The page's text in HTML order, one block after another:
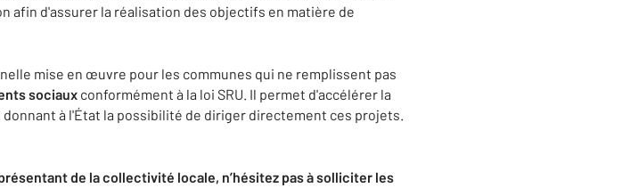
afin d'assurer la réalisation des objectifs en matière de
mise en œuvre pour les communes qui ne remplissent pas
sociaux conformément à la loi SRU. Il permet d'accélérer la
à l'État la possibilité de diriger directement ces projets​.
de la collectivité locale, n’hésitez pas à solliciter les